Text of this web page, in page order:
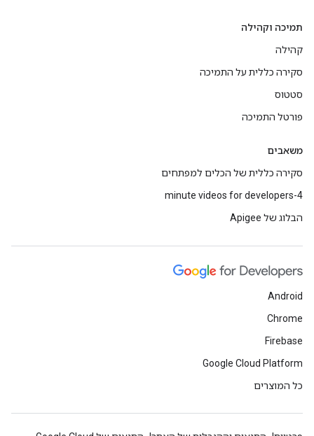
תמיכה וקהילה
קהילה
סקירה כללית על התמיכה
סטטוס
פורטל התמיכה
משאבים
סקירה כללית של הכלים למפתחים
4-minute videos for developers
הבלוג של Apigee
Android
Chrome
Firebase
Google Cloud Platform
כל המוצרים